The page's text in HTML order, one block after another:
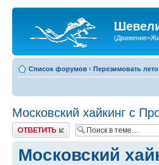
Список форумов ‹ Перезимовать лето
Московский хайкинг с
Ответить
Московский